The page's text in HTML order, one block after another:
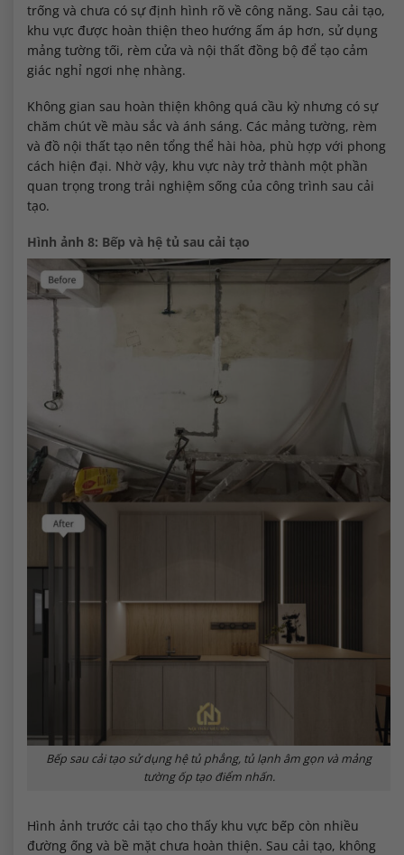
trống và chưa có sự định hình rõ về công năng. Sau cải tạo,
khu vực được hoàn thiện theo hướng ấm áp hơn, sử dụng
mảng tường tối, rèm cửa và nội thất đồng bộ để tạo cảm
giác nghỉ ngơi nhẹ nhàng.
Không gian sau hoàn thiện không quá cầu kỳ nhưng có sự
chăm chút về màu sắc và ánh sáng. Các mảng tường, rèm
và đồ nội thất tạo nên tổng thể hài hòa, phù hợp với phong
cách hiện đại. Nhờ vậy, khu vực này trở thành một phần
quan trọng trong trải nghiệm sống của công trình sau cải
tạo.
Hình ảnh 8: Bếp và hệ tủ sau cải tạo
Bếp sau cải tạo sử dụng hệ tủ phẳng, tủ lạnh âm gọn và mảng
tường ốp tạo điểm nhấn.
Hình ảnh trước cải tạo cho thấy khu vực bếp còn nhiều
đường ống và bề mặt chưa hoàn thiện. Sau cải tạo, không